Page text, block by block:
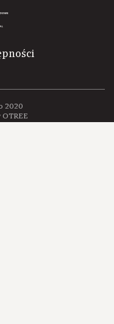
2020
OTREE